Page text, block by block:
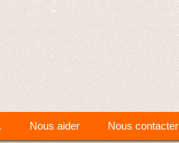
Nous aider Nous contacter